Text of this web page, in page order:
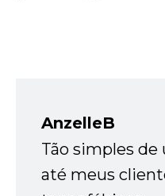
AnzelleB
Tão simples de
até meus